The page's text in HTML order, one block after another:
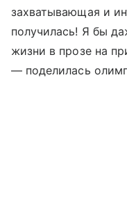
захватывающая и
получилась! Я бы
жизни в прозе на
— поделилась